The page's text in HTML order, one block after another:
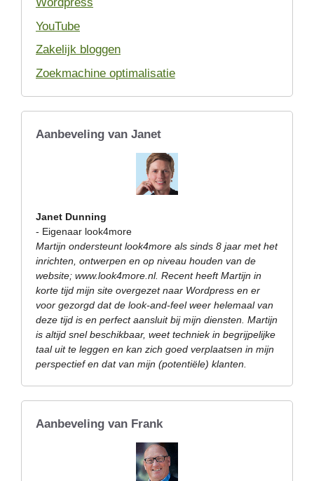
YouTube
Zakelijk bloggen
Zoekmachine optimalisatie
Aanbeveling van Janet
Janet Dunning
- Eigenaar look4more
Martijn ondersteunt look4more als sinds 8 jaar met het
inrichten, ontwerpen en op niveau houden van de
website; www.look4more.nl. Recent heeft Martijn in
korte tijd mijn site overgezet naar Wordpress en er
voor gezorgd dat de look-and-feel weer helemaal van
deze tijd is en perfect aansluit bij mijn diensten. Martijn
is altijd snel beschikbaar, weet techniek in begrijpelijke
taal uit te leggen en kan zich goed verplaatsen in mijn
perspectief en dat van mijn (potentiële) klanten.
Aanbeveling van Frank